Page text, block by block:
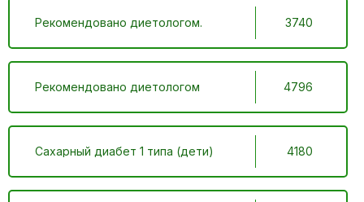
Рекомендовано диетологом. 3740
Рекомендовано диетологом 4796
Сахарный диабет 1 типа (дети) 4180